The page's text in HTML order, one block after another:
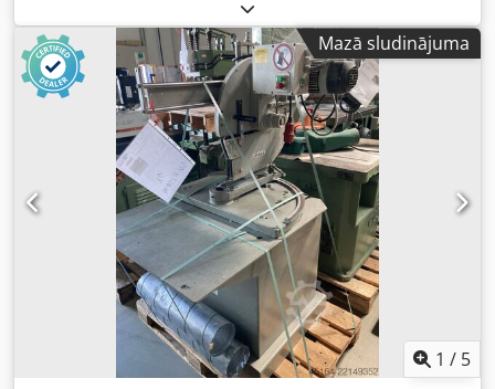
Apgriezieni: 3800 apgr./min. Nosūkšanas diametrs: 95 mm
Svars: apmēram 105 kg bez statīva Griešanas platums pie
90°: 430 mm Griešanas platums pie 45°: 300 mm Griešanas
augstums: 135 mm Hidrauliskā atgriezeniskā bremze Bez
statīva un ruļļu sliedēm Glabāšanas vieta: Nattheim
Cedpoyw Tzisfx Ab Rorf
Mazā sludinājuma
1 / 5